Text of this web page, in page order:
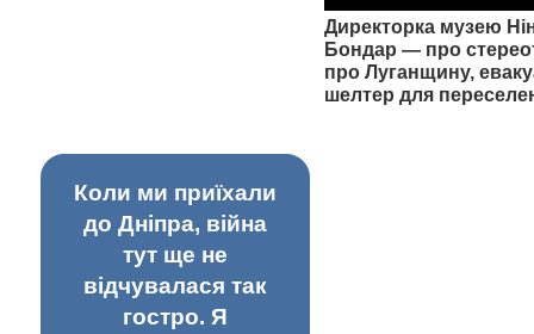
Директорка музею
Бондар — про
про Луганщину,
шелтер для
Коли ми приїхали
до Дніпра, війна
тут ще не
відчувалася так
гостро. Я